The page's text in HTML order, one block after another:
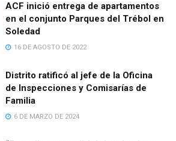
ACF inició entrega de apartamentos
en el conjunto Parques del Trébol en
Soledad
16 DE AGOSTO DE 2022
Distrito ratificó al jefe de la Oficina
de Inspecciones y Comisarías de
Familia
6 DE MARZO DE 2024